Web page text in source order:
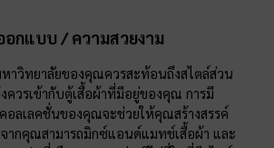
อกแบบ / ความสวยงาม
หาวิทยาลัยของคุณควรสะท้อนถึงสไตล์ส่วน
วรเข้ากับตู้เสื้อผ้าที่มีอยู่ของคุณ การมี
อลเลคชั่นของคุณจะช่วยให้คุณสร้างสรรค์
ากคุณสามารถมิกซ์แอนด์แมทช์เสื้อผ้า และ